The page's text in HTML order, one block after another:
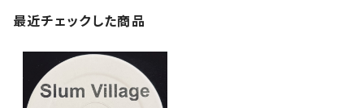
最近チェックした商品